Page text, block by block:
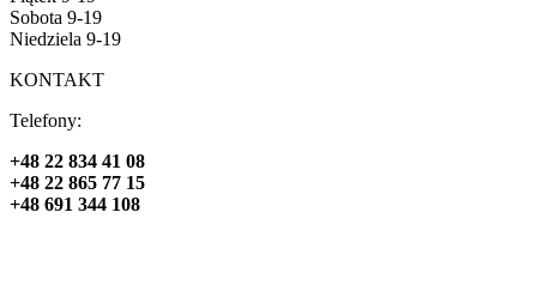
Sobota 9-19
Niedziela 9-19
KONTAKT
Telefony:
+48 22 834 41 08
+48 22 865 77 15
+48 691 344 108